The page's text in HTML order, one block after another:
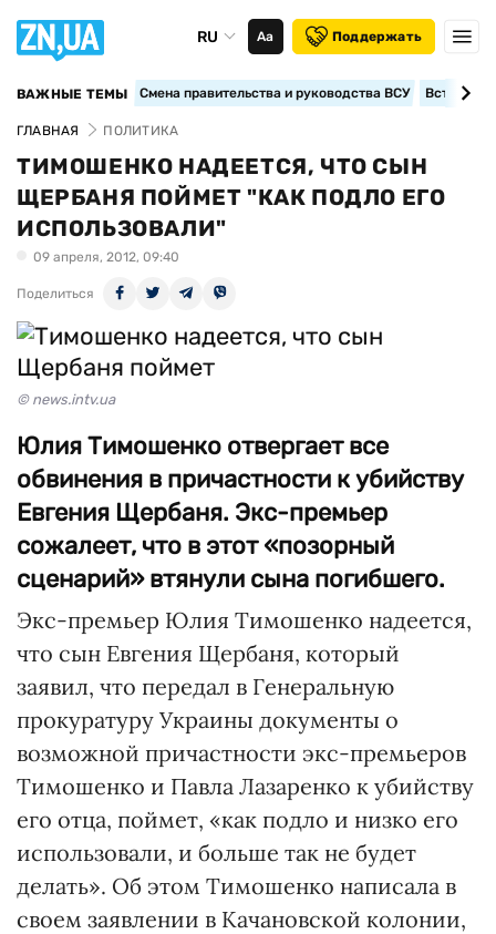
RU Аа Поддержать
ВАЖНЫЕ ТЕМЫ Смена правительства и руководства ВСУ
ГЛАВНАЯ ПОЛИТИКА
ТИМОШЕНКО НАДЕЕТСЯ, ЧТО СЫН
ЩЕРБАНЯ ПОЙМЕТ "КАК ПОДЛО ЕГО
ИСПОЛЬЗОВАЛИ"
09 апреля, 2012, 09:40
Поделиться
© news.intv.ua
Юлия Тимошенко отвергает все
обвинения в причастности к убийству
Евгения Щербаня. Экс-премьер
сожалеет, что в этот «позорный
сценарий» втянули сына погибшего.
Экс-премьер Юлия Тимошенко надеется,
что сын Евгения Щербаня, который
заявил, что передал в Генеральную
прокуратуру Украины документы о
возможной причастности экс-премьеров
Тимошенко и Павла Лазаренко к убийству
его отца, поймет, «как подло и низко его
использовали, и больше так не будет
делать». Об этом Тимошенко написала в
своем заявлении в Качановской колонии,